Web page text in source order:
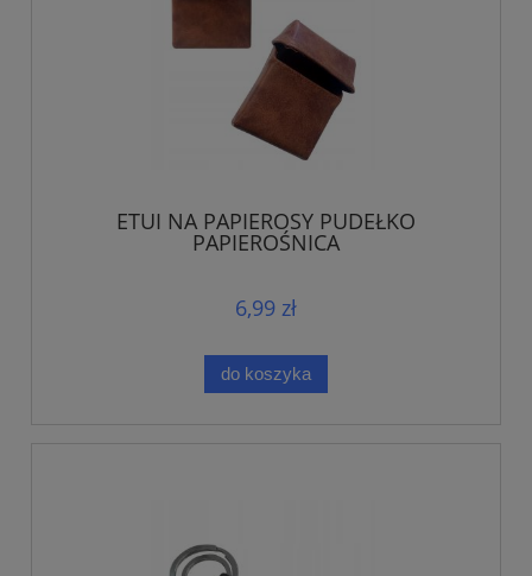
ETUI NA PAPIEROSY PUDEŁKO
PAPIEROŚNICA
6,99 zł
do koszyka